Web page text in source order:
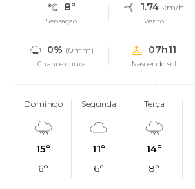
8°
Sensação
1.74 km/h
Vento
0% (0mm)
Chance chuva
07h11
Nascer do sol
Domingo
15°
6°
Segunda
11°
6°
Terça
14°
8°